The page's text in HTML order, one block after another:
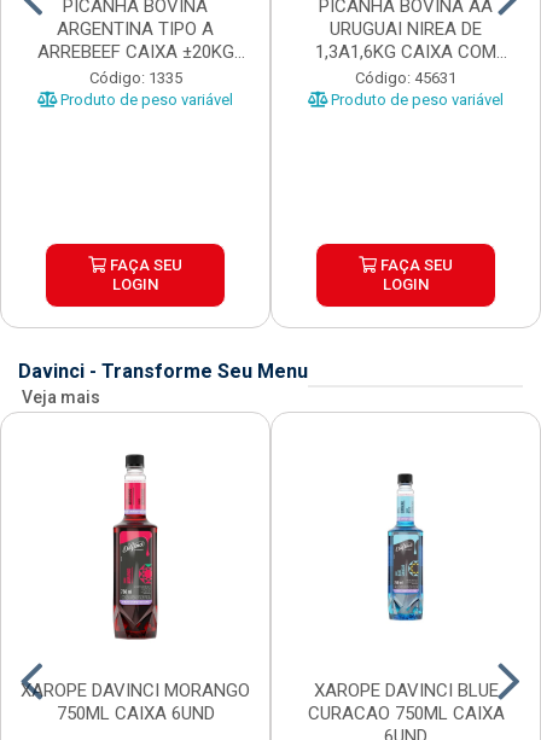
PICANHA BOVINA
ARGENTINA TIPO A
ARREBEEF CAIXA ±20KG
PEÇAS 1...
Código: 1335
Produto de peso variável
FAÇA SEU
LOGIN
PICANHA BOVINA AA
URUGUAI NIREA DE
1,3A1,6KG CAIXA COM
±15KG
Código: 45631
Produto de peso variável
FAÇA SEU
LOGIN
Davinci - Transforme Seu Menu
Veja mais
XAROPE DAVINCI MORANGO
750ML CAIXA 6UND
XAROPE DAVINCI BLUE
CURACAO 750ML CAIXA